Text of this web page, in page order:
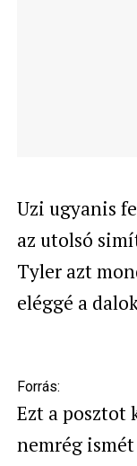
Uzi ugyanis
az utolsó
Tyler azt
eléggé a
Forrás:
Ezt a posztot
nemrég